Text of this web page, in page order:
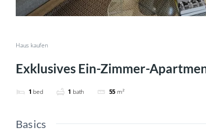
Haus kaufen
Exklusives Ein-Zimmer-
1 bed 1 bath 55 m²
Basics